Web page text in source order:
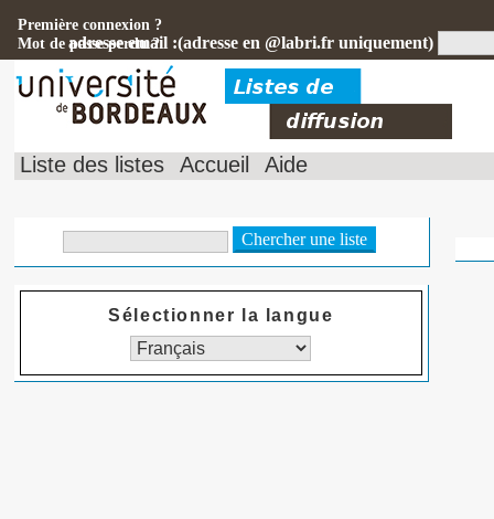
adresse email :(adresse en @labri.fr uniquement)
Première connexion ?
Mot de passe perdu ?
Liste des listes Accueil Aide
Sélectionner la langue